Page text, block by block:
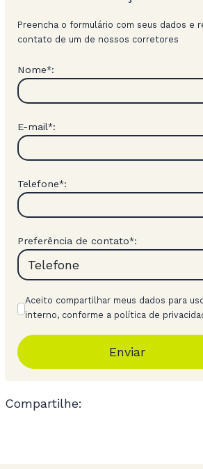
Preencha o formulário com seus dados e
contato de um de nossos corretores
Nome*:
E-mail*:
Telefone*:
Preferência de contato*:
Aceito compartilhar meus dados para
interno, conforme a política de
Enviar
Compartilhe: